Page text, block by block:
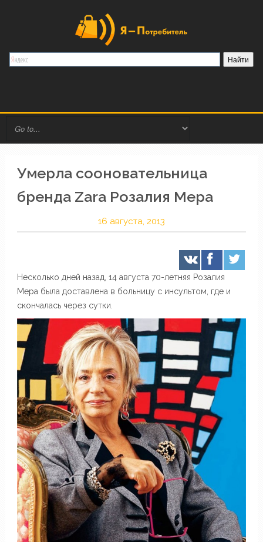
Умерла сооновательница
бренда Zara Розалия Мера
16 августа, 2013
Несколько дней назад, 14 августа 70-летняя Розалия
Мера была доставлена в больницу с инсультом, где и
скончалась через сутки.